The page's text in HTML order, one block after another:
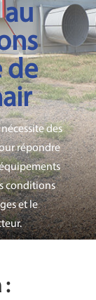
de
des
répondre
conditions
etle
: